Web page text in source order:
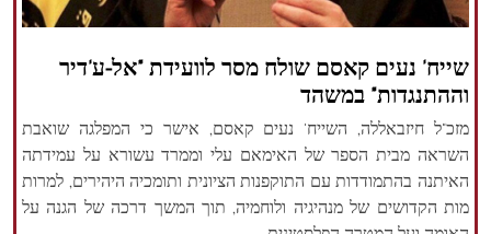
הזכויות שמורות נור ניוז
שייח' נעים קאסם שולח מסר לוועידת "אל-ע'דיר
וההתנגדות" במשהד
מזכ"ל חיזבאללה, השייח' נעים קאסם, אישר כי המפלגה שואבת
השראה מבית הספר של האימאם עלי וממרד עשורא על עמידתה
האיתנה בהתמודדות עם התוקפנות הציונית ותומכיה היהירים, למרות
מות הקדושים של מנהיגיה ולוחמיה, תוך המשך דרכה של הגנה על